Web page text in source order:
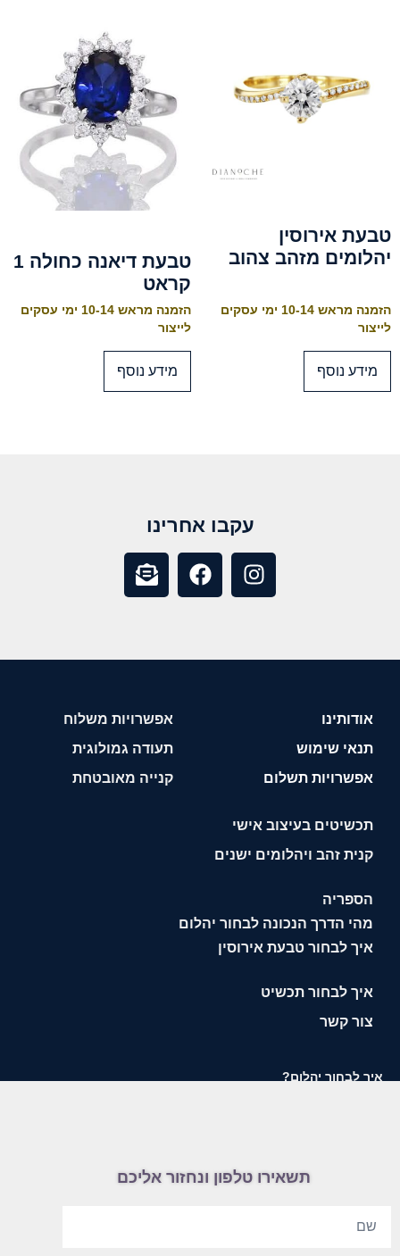
טבעת אירוסין
יהלומים מזהב צהוב
הזמנה מראש 10-14 ימי עסקים
לייצור
מידע נוסף
טבעת דיאנה כחולה 1
קראט
הזמנה מראש 10-14 ימי עסקים
לייצור
מידע נוסף
עקבו אחרינו
אודותינו
תנאי שימוש
אפשרויות תשלום
אפשרויות משלוח
תעודה גמולוגית
קנייה מאובטחת
תכשיטים בעיצוב אישי
קנית זהב ויהלומים ישנים
הספריה
מהי הדרך הנכונה לבחור יהלום
איך לבחור טבעת אירוסין
איך לבחור תכשיט
צור קשר
איך לבחור יהלום?
תשאירו טלפון ונחזור אליכם